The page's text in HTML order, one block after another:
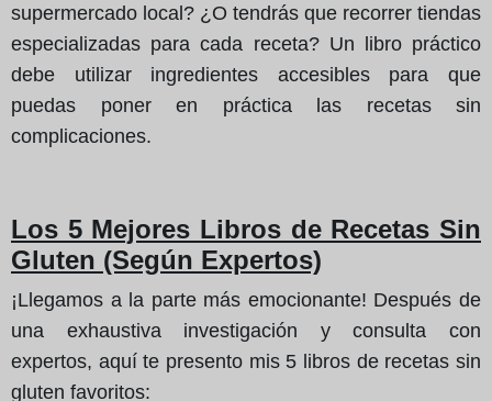
supermercado local? ¿O tendrás que recorrer tiendas
especializadas para cada receta? Un libro práctico
debe utilizar ingredientes accesibles para que
puedas poner en práctica las recetas sin
complicaciones.
Los 5 Mejores Libros de Recetas Sin
Gluten (Según Expertos)
¡Llegamos a la parte más emocionante! Después de
una exhaustiva investigación y consulta con
expertos, aquí te presento mis 5 libros de recetas sin
gluten favoritos: